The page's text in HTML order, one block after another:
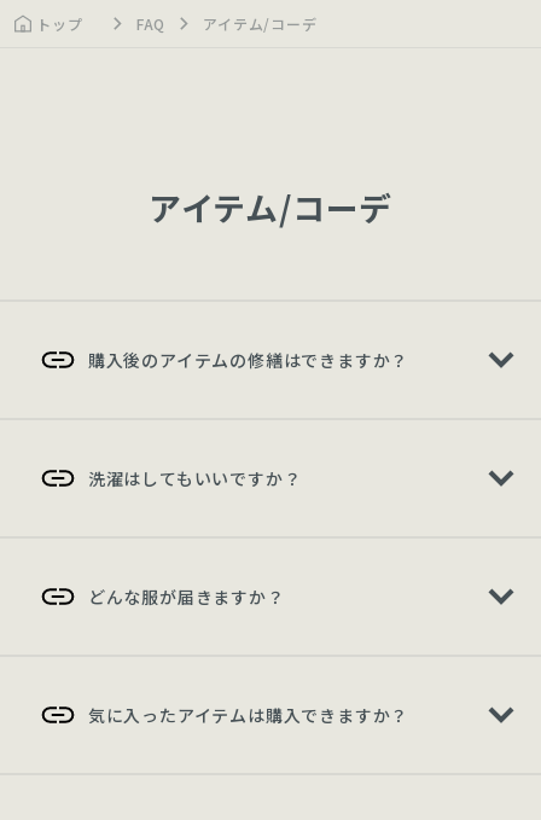
トップ FAQ アイテム/コーデ
アイテム/コーデ
購入後のアイテムの修繕はできますか？
洗濯はしてもいいですか？
どんな服が届きますか？
気に入ったアイテムは購入できますか？